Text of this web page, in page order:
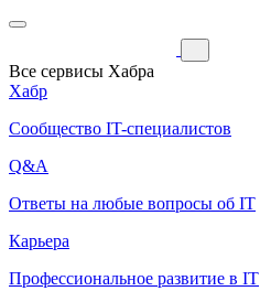
Все сервисы Хабра
Хабр
Сообщество IT-специалистов
Q&A
Ответы на любые вопросы об IT
Карьера
Профессиональное развитие в IT